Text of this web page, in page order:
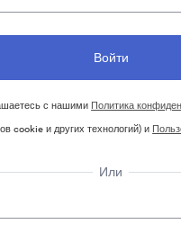
с нашими Политика
cookie и других технологий) и
Или